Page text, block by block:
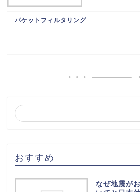
パケットフィルタリング
おすすめ
なぜ地震が